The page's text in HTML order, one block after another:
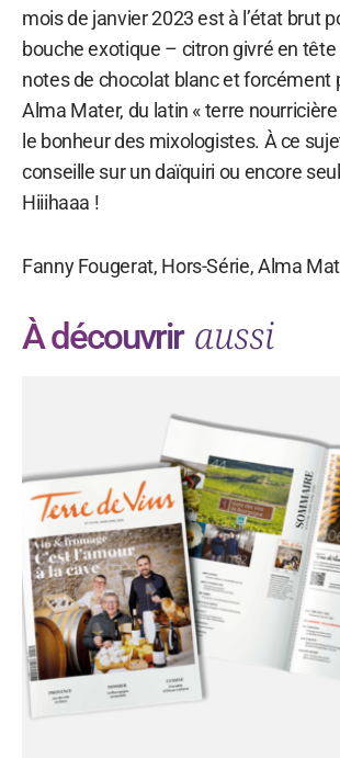
mois de janvier 2023 est à l’état brut
bouche exotique – citron givré en tête
notes de chocolat blanc et forcément
Alma Mater, du latin « terre
le bonheur des mixologistes. À ce
conseille sur un daïquiri ou encore
Hiiihaaa !
Fanny Fougerat, Hors-Série, Alma
À découvrir aussi